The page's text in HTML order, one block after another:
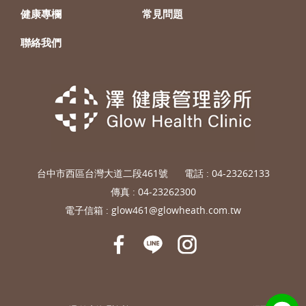
健康專欄 常見問題
聯絡我們
台中市西區台灣大道二段461號 電話 : 04-23262133
傳真 : 04-23262300
電子信箱 : glow461@glowheath.com.tw